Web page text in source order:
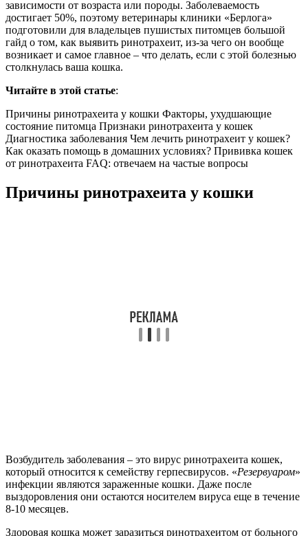
зависимости от возраста или породы. Заболеваемость
достигает 50%, поэтому ветеринары клиники «Берлога»
подготовили для владельцев пушистых питомцев большой
гайд о том, как выявить ринотрахеит, из-за чего он вообще
возникает и самое главное – что делать, если с этой болезнью
столкнулась ваша кошка.
Читайте в этой статье:
Причины ринотрахеита у кошки Факторы, ухудшающие
состояние питомца Признаки ринотрахеита у кошек
Диагностика заболевания Чем лечить ринотрахеит у кошек?
Как оказать помощь в домашних условиях? Прививка кошек
от ринотрахеита FAQ: отвечаем на частые вопросы
Причины ринотрахеита у кошки
Возбудитель заболевания – это вирус ринотрахеита кошек,
который относится к семейству герпесвирусов. «Резервуаром»
инфекции являются зараженные кошки. Даже после
выздоровления они остаются носителем вируса еще в течение
8-10 месяцев.
Здоровая кошка может заразиться ринотрахеитом от больного